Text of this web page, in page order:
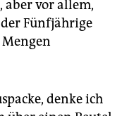
vor allem,
Fünfjährige
denke ich